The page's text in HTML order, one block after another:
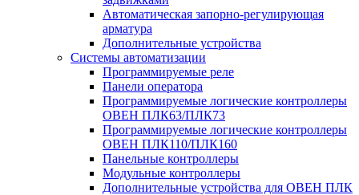
Автоматическая запорно-регулирующая
арматура
Дополнительные устройства
Системы автоматизации
Программируемые реле
Панели оператора
Программируемые логические контроллеры
ОВЕН ПЛК63/ПЛК73
Программируемые логические контроллеры
ОВЕН ПЛК110/ПЛК160
Панельные контроллеры
Модульные контроллеры
Дополнительные устройства для ОВЕН ПЛК